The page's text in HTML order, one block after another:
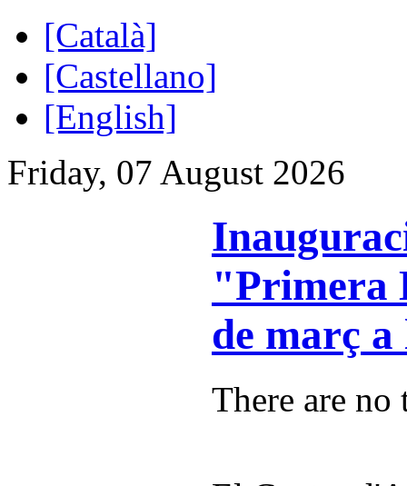
[Català]
[Castellano]
[English]
Friday, 07 August 2026
"Primera
de març a
There are no